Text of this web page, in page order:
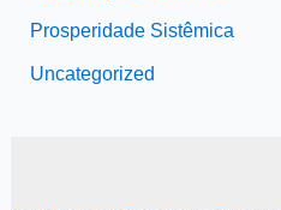
Prosperidade Sistêmica
Uncategorized